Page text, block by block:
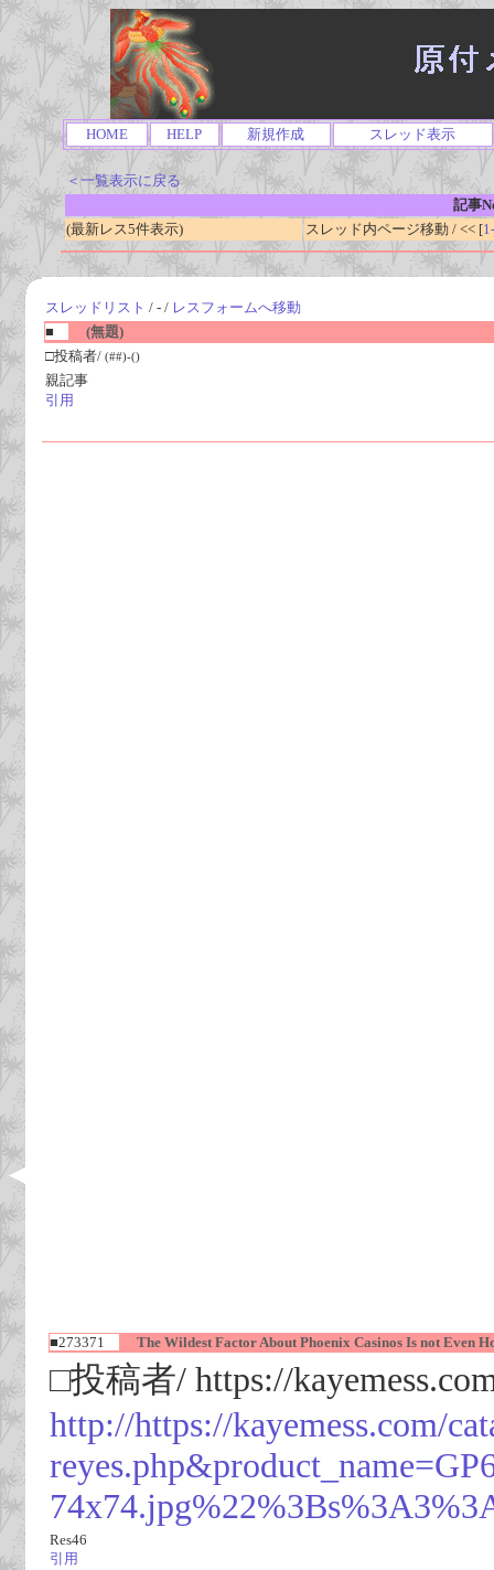
HOME HELP 新規作成 スレッド表示
＜一覧表示に戻る
記事
(最新レス5件表示)
スレッド内ページ移動 / << [
スレッドリスト / - / レスフォームへ移動
■
(無題)
□投稿者/ (##)-()
親記事
引用
■273371 The Wildest Factor About Phoenix Casinos Is not Even
□投稿者/ https://
http://https://kayemess.com/
Res46
引用